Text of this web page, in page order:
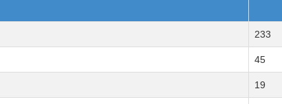
233
45
19